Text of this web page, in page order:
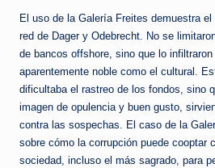
El uso de la Galería Freites demuestra
red de Dager y Odebrecht. No se
de bancos offshore, sino que lo
aparentemente noble como el cultural.
dificultaba el rastreo de los fondos, sino
imagen de opulencia y buen gusto,
contra las sospechas. El caso de la
sobre cómo la corrupción puede cooptar
sociedad, incluso el más sagrado, para